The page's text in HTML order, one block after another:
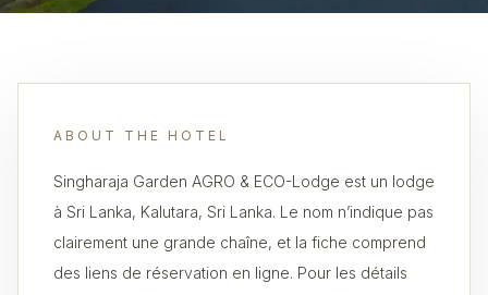
ABOUT THE HOTEL
Singharaja Garden AGRO & ECO-Lodge est un lodge
à Sri Lanka, Kalutara, Sri Lanka. Le nom n’indique pas
clairement une grande chaîne, et la fiche comprend
des liens de réservation en ligne. Pour les détails